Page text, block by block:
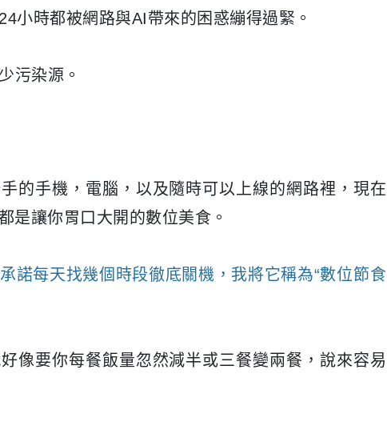
小時都被網路與AI帶來的困惑繃得過緊。
污染源。
的手機，電腦，以及隨時可以上線的網路裡，現在
是讓你胃口大開的數位美食。
諾每天找幾個時段徹底關機，我將它稱為“數位節食
像要你每餐飯量忽然減半或三餐變兩餐，說來容易